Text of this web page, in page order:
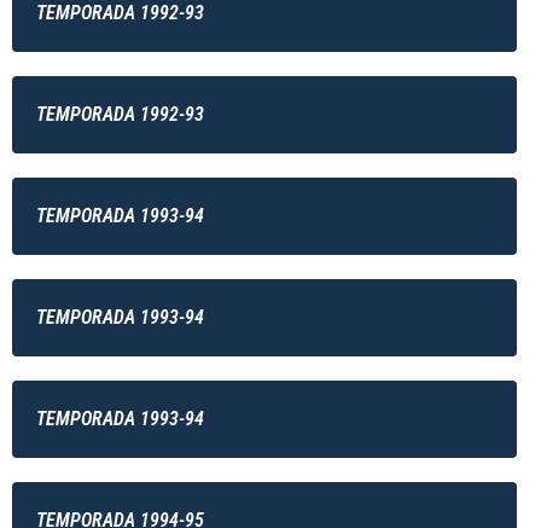
TEMPORADA 1992-93
TEMPORADA 1992-93
TEMPORADA 1993-94
TEMPORADA 1993-94
TEMPORADA 1993-94
TEMPORADA 1994-95